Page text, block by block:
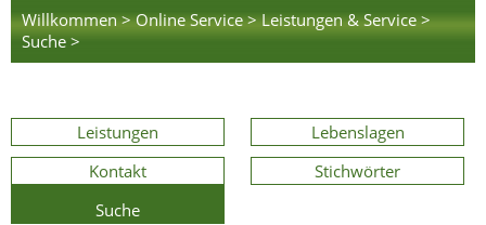
Willkommen > Online Service > Leistungen & Service >
Suche >
Leistungen
Lebenslagen
Kontakt
Stichwörter
Suche